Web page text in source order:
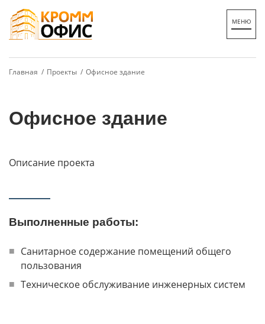
Главная / Проекты / Офисное здание
Офисное здание
Описание проекта
Выполненные работы:
Санитарное содержание помещений общего
пользования
Техническое обслуживание инженерных систем